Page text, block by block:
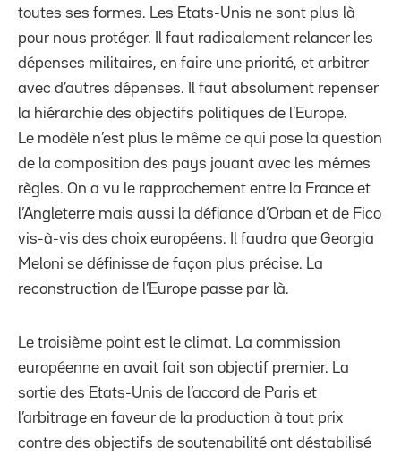
toutes ses formes. Les Etats-Unis ne sont plus là
pour nous protéger. Il faut radicalement relancer les
dépenses militaires, en faire une priorité, et arbitrer
avec d’autres dépenses. Il faut absolument repenser
la hiérarchie des objectifs politiques de l’Europe.
Le modèle n’est plus le même ce qui pose la question
de la composition des pays jouant avec les mêmes
règles. On a vu le rapprochement entre la France et
l’Angleterre mais aussi la défiance d’Orban et de Fico
vis-à-vis des choix européens. Il faudra que Georgia
Meloni se définisse de façon plus précise. La
reconstruction de l’Europe passe par là.
Le troisième point est le climat. La commission
européenne en avait fait son objectif premier. La
sortie des Etats-Unis de l’accord de Paris et
l’arbitrage en faveur de la production à tout prix
contre des objectifs de soutenabilité ont déstabilisé